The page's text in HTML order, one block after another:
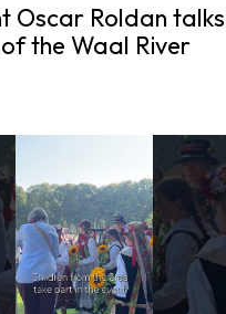
Oscar Roldan
the Waal River